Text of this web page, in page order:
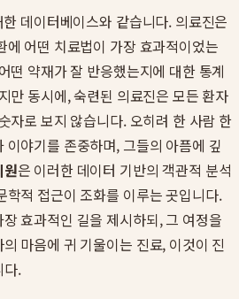
데이터베이스와 같습니다. 의료진은
에 어떤 치료법이 가장 효과적이었는
떤 약재가 잘 반응했는지에 대한 통계
만 동시에, 숙련된 의료진은 모든 환자
자로 보지 않습니다. 오히려 한 사람 한
이야기를 존중하며, 그들의 아픔에 깊
원은 이러한 데이터 기반의 객관적 분석
학적 접근이 조화를 이루는 곳입니다.
효과적인 길을 제시하되, 그 여정을
마음에 귀 기울이는 진료, 이것이 진
다.